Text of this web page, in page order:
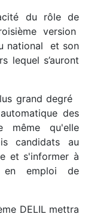
du rôle de
version
national et son
lequel s’auront
grand degré
des
même qu'elle
candidats au
et s'informer à
en emploi de
DELIL mettra